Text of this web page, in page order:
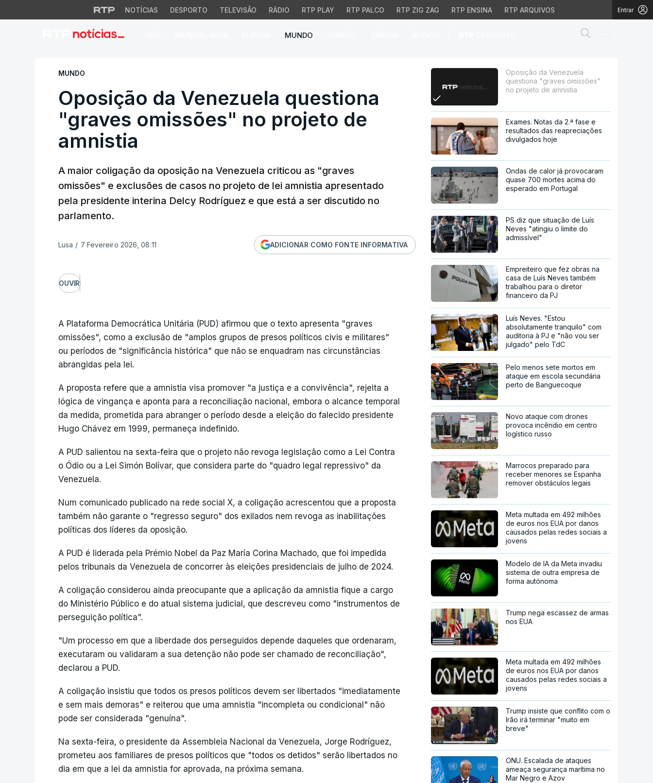
NOTÍCIAS DESPORTO TELEVISÃO RÁDIO RTP PLAY RTP PALCO RTP ZIG ZAG RTP ENSINA RTP ARQUIVOS Entrar
MUNDO
Oposição da Venezuela questiona "graves omissões" no projeto
MUNDO
Oposição da Venezuela questiona
"graves omissões" no projeto de
amnistia
A maior coligação da oposição na Venezuela criticou as "graves
omissões" e exclusões de casos no projeto de lei amnistia apresentado
pela presidente interina Delcy Rodríguez e que está a ser discutido no
parlamento.
Lusa / 7 Fevereiro 2026, 08:11 ADICIONAR COMO FONTE INFORMATIVA
OUVIR
A Plataforma Democrática Unitária (PUD) afirmou que o texto apresenta "graves
omissões", como a exclusão de "amplos grupos de presos políticos civis e militares"
ou períodos de "significância histórica" que não se enquadram nas circunstâncias
abrangidas pela lei.
A proposta refere que a amnistia visa promover "a justiça e a convivência", rejeita a
lógica de vingança e aponta para a reconciliação nacional, embora o alcance temporal
da medida, prometida para abranger o período desde a eleição do falecido presidente
Hugo Chávez em 1999, permaneça indefinido.
A PUD salientou na sexta-feira que o projeto não revoga legislação como a Lei Contra
o Ódio ou a Lei Simón Bolívar, que considera parte do "quadro legal repressivo" da
Venezuela.
Num comunicado publicado na rede social X, a coligação acrescentou que a proposta
também não garante o "regresso seguro" dos exilados nem revoga as inabilitações
políticas dos líderes da oposição.
A PUD é liderada pela Prémio Nobel da Paz María Corina Machado, que foi impedida
pelos tribunais da Venezuela de concorrer às eleições presidenciais de julho de 2024.
A coligação considerou ainda preocupante que a aplicação da amnistia fique a cargo
do Ministério Público e do atual sistema judicial, que descreveu como "instrumentos de
perseguição política".
"Um processo em que a liberdade dos perseguidos depende daqueles que ordenaram,
executaram ou validaram a sua detenção não pode ser chamado de reconciliação",
declarou a PUD.
A coligação insistiu que todos os presos políticos devem ser libertados "imediatamente
e sem mais demoras" e reiterou que uma amnistia "incompleta ou condicional" não
pode ser considerada "genuína".
Na sexta-feira, o presidente da Assembleia Nacional da Venezuela, Jorge Rodríguez,
prometeu aos familiares de presos políticos que "todos os detidos" serão libertados no
dia em que a lei da amnistia for aprovada, na próxima semana.
Oposição da Venezuela
questiona "graves omissões"
no projeto de amnistia
Exames. Notas da 2.ª fase e
resultados das reapreciações
divulgados hoje
Ondas de calor já provocaram
quase 700 mortes acima do
esperado em Portugal
PS diz que situação de Luís
Neves "atingiu o limite do
admissível"
Empreiteiro que fez obras na
casa de Luís Neves também
trabalhou para o diretor
financeiro da PJ
Luís Neves. "Estou
absolutamente tranquilo" com
auditoria à PJ e "não vou ser
julgado" pelo TdC
Pelo menos sete mortos em
ataque em escola secundária
perto de Banguecoque
Novo ataque com drones
provoca incêndio em centro
logístico russo
Marrocos preparado para
receber menores se Espanha
remover obstáculos legais
Meta multada em 492 milhões
de euros nos EUA por danos
causados pelas redes sociais a
jovens
Modelo de IA da Meta invadiu
sistema de outra empresa de
forma autónoma
Trump nega escassez de armas
nos EUA
Meta multada em 492 milhões
de euros nos EUA por danos
causados pelas redes sociais a
jovens
Trump insiste que conflito com o
Irão irá terminar "muito em
breve"
ONU. Escalada de ataques
ameaça segurança marítima no
Mar Negro e Azov